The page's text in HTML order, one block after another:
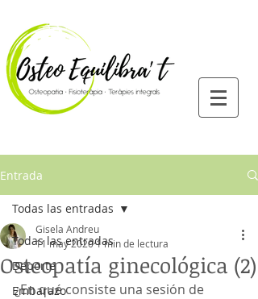
Entrada
Todas las entradas
Deporte
Embarazo
Todas las entradas
Osteopatía ginecológica (2)
Gisela Andreu
11 may 20201 min de lectura
¿En qué consiste una sesión de